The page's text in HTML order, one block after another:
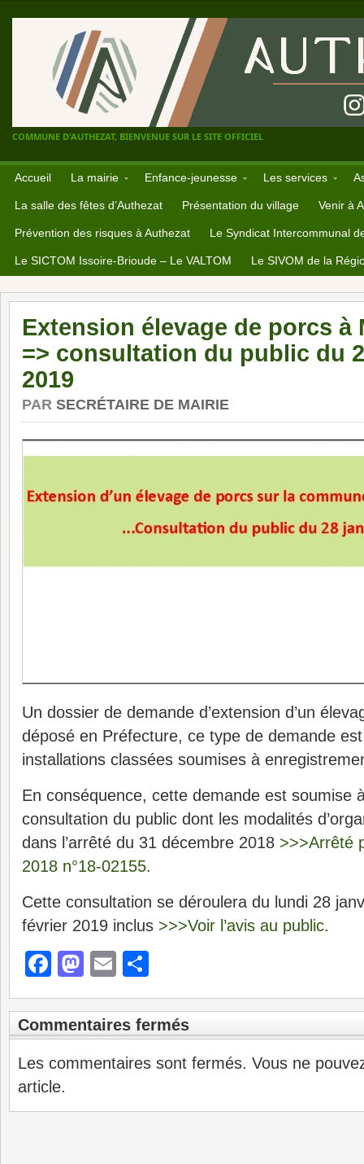
COMMUNE D'AUTHEZAT, BIENVENUE SUR LE SITE OFFICIEL
Accueil La mairie Enfance-jeunesse Les services
La salle des fêtes d’Authezat Présentation du village Venir à
Prévention des risques à Authezat Le Syndicat Intercommunal
Le SICTOM Issoire-Brioude – Le VALTOM Le SIVOM de la
Extension élevage de porcs à
=> consultation du public du
2019
PAR SECRÉTAIRE DE MAIRIE
Un dossier de demande d’extension d’un
déposé en Préfecture, ce type de demande
installations classées soumises à
En conséquence, cette demande est soumise
consultation du public dont les modalités
dans l’arrêté du 31 décembre 2018 >>>Arrêté
2018 n°18-02155.
Cette consultation se déroulera du lundi 28
février 2019 inclus >>>Voir l’avis au public.
Facebook
Mastodon
Email
Commentaires fermés
Les commentaires sont fermés. Vous ne
article.